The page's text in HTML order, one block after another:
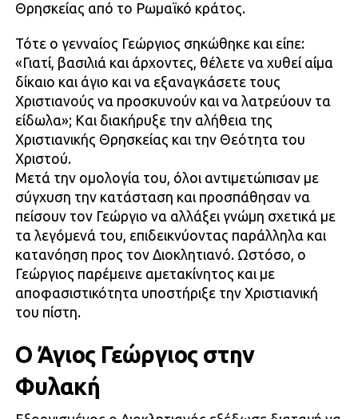
Θρησκείας από το Ρωμαϊκό κράτος.
Τότε ο γενναίος Γεώργιος σηκώθηκε και είπε:
«Γιατί, βασιλιά και άρχοντες, θέλετε να χυθεί αίμα
δίκαιο και άγιο και να εξαναγκάσετε τους
Χριστιανούς να προσκυνούν και να λατρεύουν τα
είδωλα»; Και διακήρυξε την αλήθεια της
Χριστιανικής Θρησκείας και την Θεότητα του
Χριστού.
Μετά την ομολογία του, όλοι αντιμετώπισαν με
σύγχυση την κατάσταση και προσπάθησαν να
πείσουν τον Γεώργιο να αλλάξει γνώμη σχετικά με
τα λεγόμενά του, επιδεικνύοντας παράλληλα και
κατανόηση προς τον Διοκλητιανό. Ωστόσο, ο
Γεώργιος παρέμεινε αμετακίνητος και με
αποφασιστικότητα υποστήριξε την Χριστιανική
του πίστη.
Ο Άγιος Γεώργιος στην
Φυλακή